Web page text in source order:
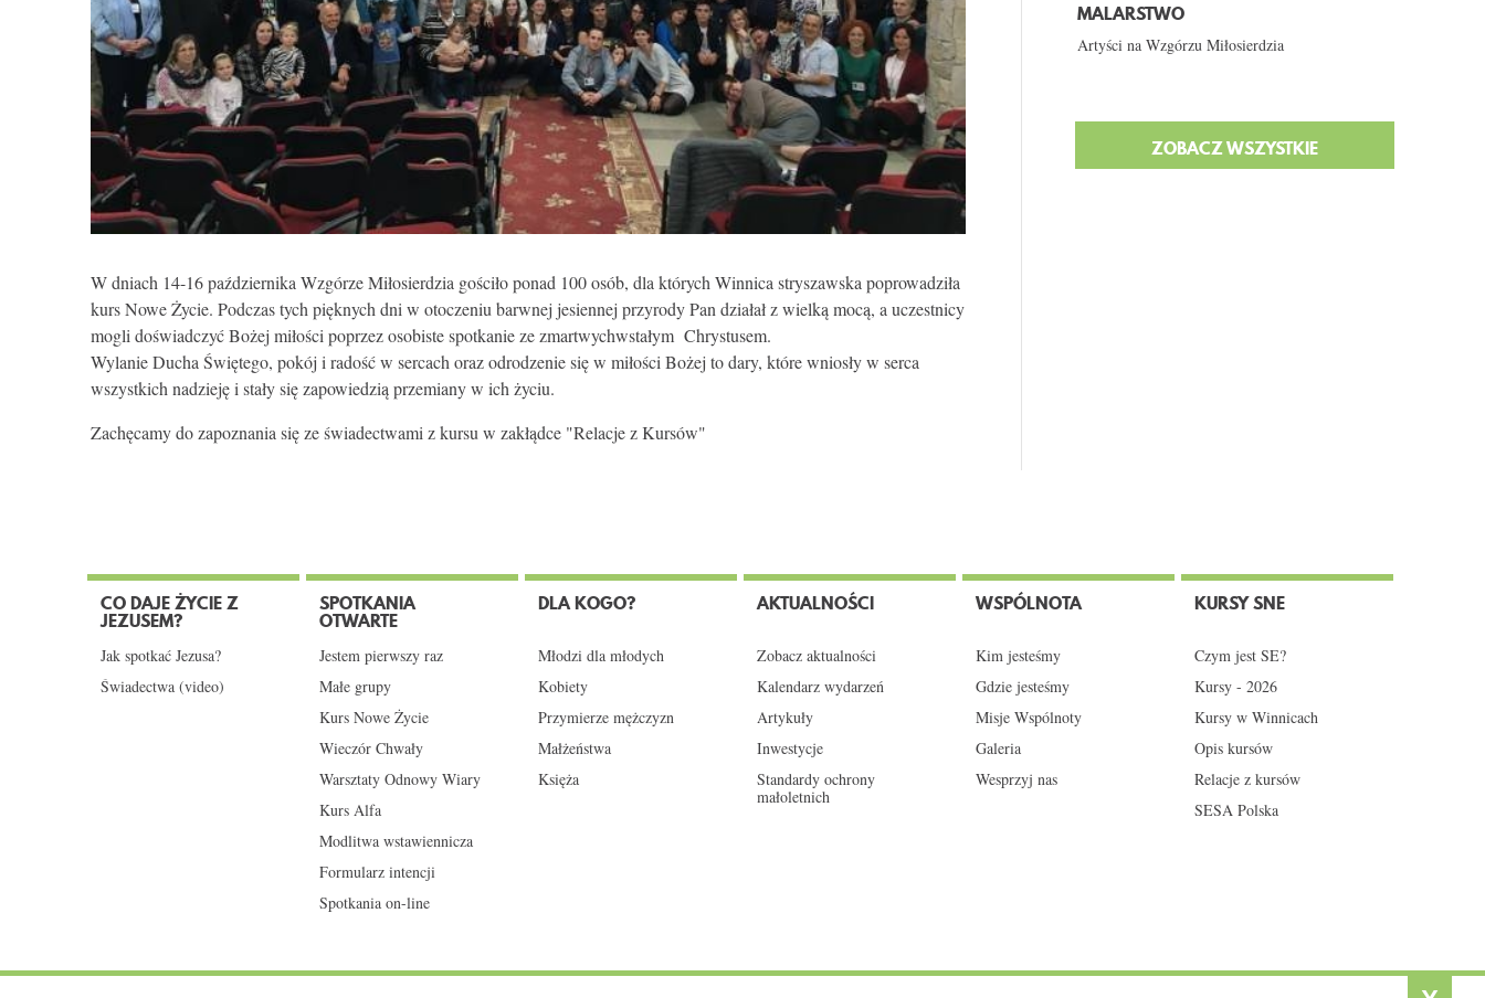
W dniach 14-16 października Wzgórze Miłosierdzia gościło ponad 100 osób, dla których Winnica stryszawska poprowadziła
kurs Nowe Życie. Podczas tych pięknych dni w otoczeniu barwnej jesiennej przyrody Pan działał z wielką mocą, a uczestnicy
mogli doświadczyć Bożej miłości poprzez osobiste spotkanie ze zmartwychwstałym Chrystusem.
Wylanie Ducha Świętego, pokój i radość w sercach oraz odrodzenie się w miłości Bożej to dary, które wniosły w serca
wszystkich nadzieję i stały się zapowiedzią przemiany w ich życiu.
Zachęcamy do zapoznania się ze świadectwami z kursu w zakłądce "Relacje z Kursów"
MALARSTWO
Artyści na Wzgórzu Miłosierdzia
ZOBACZ WSZYSTKIE
CO DAJE ŻYCIE Z
JEZUSEM?
Jak spotkać Jezusa?
Świadectwa (video)
SPOTKANIA
OTWARTE
Jestem pierwszy raz
Małe grupy
Kurs Nowe Życie
Wieczór Chwały
Warsztaty Odnowy Wiary
Kurs Alfa
Modlitwa wstawiennicza
Formularz intencji
Spotkania on-line
DLA KOGO?
Młodzi dla młodych
Kobiety
Przymierze mężczyzn
Małżeństwa
Księża
AKTUALNOŚCI
Zobacz aktualności
Kalendarz wydarzeń
Artykuły
Inwestycje
Standardy ochrony
małoletnich
WSPÓLNOTA
Kim jesteśmy
Gdzie jesteśmy
Misje Wspólnoty
Galeria
Wesprzyj nas
KURSY SNE
Czym jest SE?
Kursy - 2026
Kursy w Winnicach
Opis kursów
Relacje z kursów
SESA Polska